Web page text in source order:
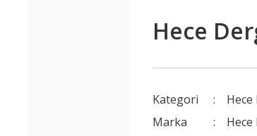
Hece
Kategori
Marka